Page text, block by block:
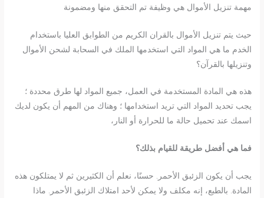
مهمة تنزيل الأموال هي وظيفة تم التحقق منها ومضمونة
حيث يتم تنزيل الأموال بالقران الكريم من الطوابق العليا باستخدام
الخدم ما هي المواد التي استخدمها الملك في السحابة لشحن الأموال
وتنزيلها بالقرآن؟
هذه هي المادة المستخدمة في العمل، جميع المواد لها طرق محددة ؛
يجب تحديد المواد التي تريد استخدامها ؛ وهناك من المهم أن يكون لديك
اسمك عند تحميل حالة ما للحرارة أو النار،
فما هي أفضل طريقة للقيام بذلك؟
يجب أن يكون الزئبق الأحمر. حسنًا، نعلم أن الكثيرين ثم لا يمتلكون هذه
المادة. بالطبع، إنه مكلف ولا يمكن لأحد امتلاك الزئبق الأحمر. ماذا